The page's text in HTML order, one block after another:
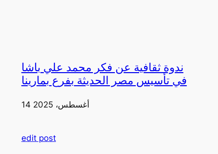
ندوة ثقافية عن فكر محمد علي باشا
في تأسيس مصر الحديثة بفرع بمارينا
14 أغسطس، 2025
edit post